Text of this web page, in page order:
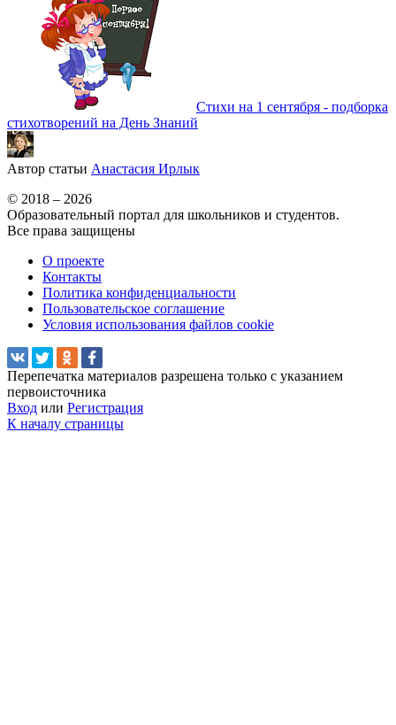
Стихи на 1 сентября - подборка
стихотворений на День Знаний
Автор статьи Анастасия Ирлык
© 2018 – 2026
Образовательный портал для школьников и студентов.
Все права защищены
О проекте
Контакты
Политика конфиденциальности
Пользовательское соглашение
Условия использования файлов cookie
Перепечатка материалов разрешена только с указанием
первоисточника
Вход или Регистрация
К началу страницы